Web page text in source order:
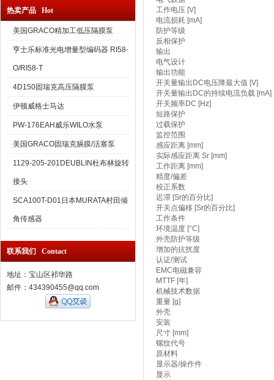
热卖产品 Hot
美国GRACO精加工低压隔膜泵
亨士乐标准光电增量型编码器 RI58-
O/RI58-T
4D150固瑞克高压隔膜泵
伊顿威格士马达
PW-176EAH威乐WILO水泵
美国GRACO固瑞克膈膜/活塞泵
1129-205-201DEUBLIN杜布林旋转
接头
SCA100T-D01日本MURATA村田倾
角传感器
联系我们 Contact
地址：宝山区祁华路
邮件：434390455@qq.com
工作电压 [V]
电流损耗 [mA]
防护等级
反相保护
输出
电气设计
输出功能
开关量输出DC电压降最大值 [V]
开关量输出DC的持续电流负载 [mA]
开关频率DC [Hz]
短路保护
过载保护
监控范围
感应距离 [mm]
实际感应距离 Sr [mm]
工作距离 [mm]
精度/偏差
校正系数
迟滞 [Sr的百分比]
开关点偏移 [Sr的百分比]
工作条件
环境温度 [°C]
外壳防护等级
增加的抗扰度
认证/测试
EMC电磁兼容
MTTF [年]
机械技术数据
重量 [g]
外壳
安装
尺寸 [mm]
螺纹代号
原材料
显示器/操作件
显示